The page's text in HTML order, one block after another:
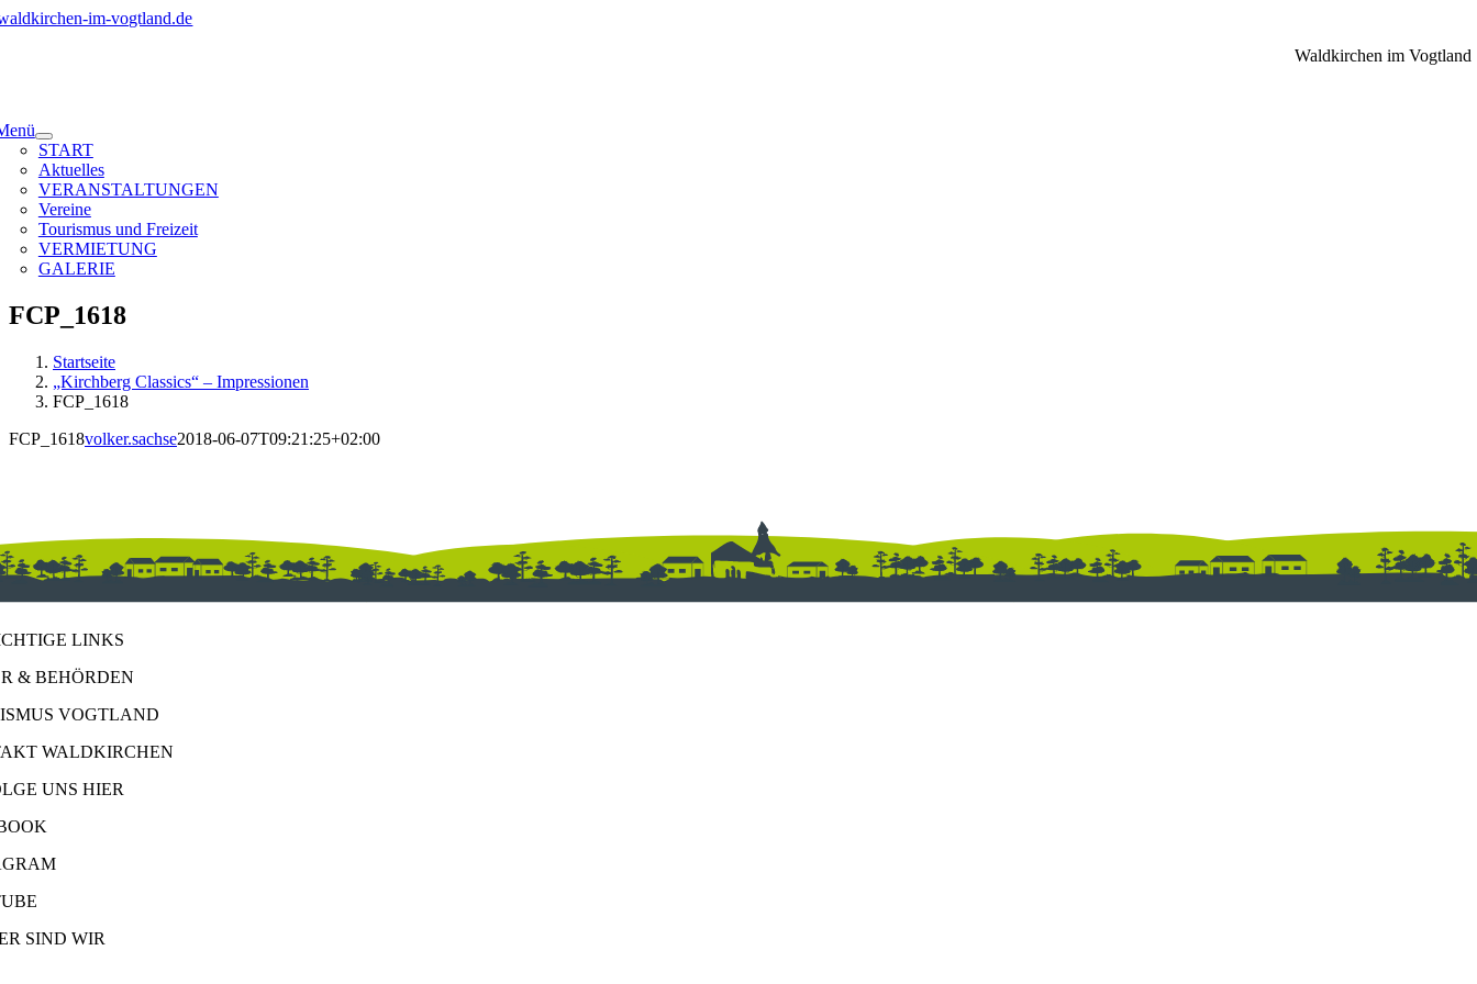
Zum
Waldkirchen im Vogtland
START
Aktuelles
VERANSTALTUNGEN
Vereine
Tourismus und Freizeit
VERMIETUNG
GALERIE
FCP_1618
Startseite
„Kirchberg Classics“ – Impressionen
FCP_1618
FCP_1618volker.sachse2018-06-07T09:21:25+02:00
LINKS
& BEHÖRDEN
VOGTLAND
WALDKIRCHEN
UNS HIER
SIND WIR